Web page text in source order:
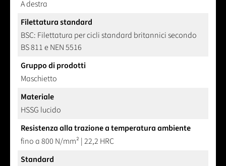
A destra
Filettatura standard
BSC: Filettatura per cicli standard britannici secondo
BS 811 e NEN 5516
Gruppo di prodotti
Maschietto
Materiale
HSSG lucido
Resistenza alla trazione a temperatura ambiente
fino a 800 N/mm² | 22,2 HRC
Standard